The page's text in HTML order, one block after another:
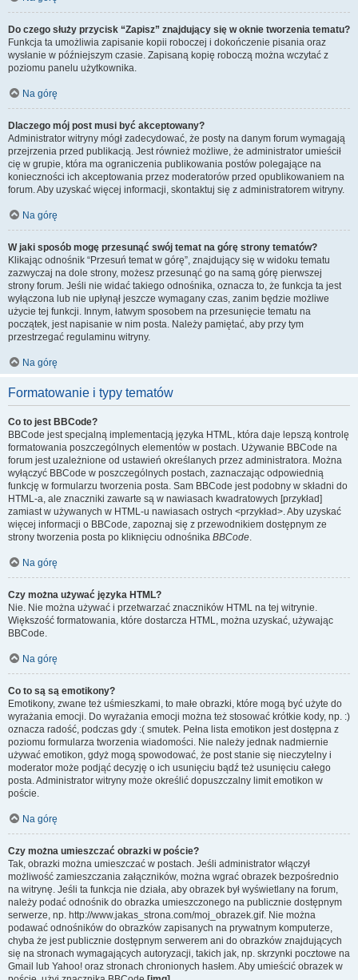
Do czego służy przycisk “Zapisz” znajdujący się w oknie tworzenia tematu?
Funkcja ta umożliwia zapisanie kopii roboczej i dokończenie pisania oraz
wysłanie w późniejszym czasie. Zapisaną kopię roboczą można wczytać z
poziomu panelu użytkownika.
Na górę
Dlaczego mój post musi być akceptowany?
Administrator witryny mógł zadecydować, że posty na danym forum wymagają
przejrzenia przed publikacją. Jest również możliwe, że administrator umieścił
cię w grupie, która ma ograniczenia publikowania postów polegające na
konieczności ich akceptowania przez moderatorów przed opublikowaniem na
forum. Aby uzyskać więcej informacji, skontaktuj się z administratorem witryny.
Na górę
W jaki sposób mogę przesunąć swój temat na górę strony tematów?
Klikając odnośnik “Przesuń temat w górę”, znajdujący się w widoku tematu
zazwyczaj na dole strony, możesz przesunąć go na samą górę pierwszej
strony forum. Jeśli nie widać takiego odnośnika, oznacza to, że funkcja ta jest
wyłączona lub nie upłynął jeszcze wymagany czas, zanim będzie możliwe
użycie tej funkcji. Innym, łatwym sposobem na przesunięcie tematu na
początek, jest napisanie w nim posta. Należy pamiętać, aby przy tym
przestrzegać regulaminu witryny.
Na górę
Formatowanie i typy tematów
Co to jest BBCode?
BBCode jest specjalną implementacją języka HTML, która daje lepszą kontrolę
formatowania poszczególnych elementów w postach. Używanie BBCode na
forum jest uzależnione od ustawień określanych przez administratora. Można
wyłączyć BBCode w poszczególnych postach, zaznaczając odpowiednią
funkcję w formularzu tworzenia posta. Sam BBCode jest podobny w składni do
HTML-a, ale znaczniki zawarte są w nawiasach kwadratowych [przykład]
zamiast w używanych w HTML-u nawiasach ostrych <przykład>. Aby uzyskać
więcej informacji o BBCode, zapoznaj się z przewodnikiem dostępnym ze
strony tworzenia posta po kliknięciu odnośnika BBCode.
Na górę
Czy można używać języka HTML?
Nie. Nie można używać i przetwarzać znaczników HTML na tej witrynie.
Większość formatowania, które dostarcza HTML, można uzyskać, używając
BBCode.
Na górę
Co to są są emotikony?
Emotikony, zwane też uśmieszkami, to małe obrazki, które mogą być użyte do
wyrażania emocji. Do wyrażania emocji można też stosować krótkie kody, np. :)
oznacza radość, podczas gdy :( smutek. Pełna lista emotikon jest dostępna z
poziomu formularza tworzenia wiadomości. Nie należy jednak nadmiernie
używać emotikon, gdyż mogą spowodować, że post stanie się nieczytelny i
moderator może podjąć decyzję o ich usunięciu bądź też usunięciu całego
posta. Administrator witryny może określić dopuszczalny limit emotikon w
poście.
Na górę
Czy można umieszczać obrazki w poście?
Tak, obrazki można umieszczać w postach. Jeśli administrator włączył
możliwość zamieszczania załączników, można wgrać obrazek bezpośrednio
na witrynę. Jeśli ta funkcja nie działa, aby obrazek był wyświetlany na forum,
należy podać odnośnik do obrazka umieszczonego na publicznie dostępnym
serwerze, np. http://www.jakas_strona.com/moj_obrazek.gif. Nie można
podawać odnośników do obrazków zapisanych na prywatnym komputerze,
chyba że jest publicznie dostępnym serwerem ani do obrazków znajdujących
się na stronach wymagających autoryzacji, takich jak, np. skrzynki pocztowe na
Gmail lub Yahoo! oraz stronach chronionych hasłem. Aby umieścić obrazek w